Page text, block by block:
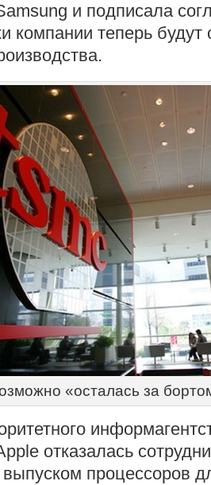
и подписала
компании теперь
«осталась за
отказалась
процессоров